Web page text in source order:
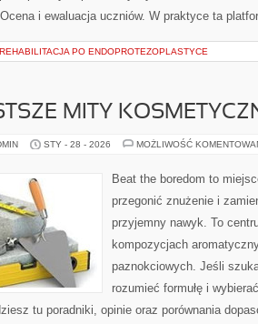
i ewaluacja uczniów. W praktyce ta
REHABILITACJA PO ENDOPROTEZOPLASTYCE
MITY
STY - 28 - 2026 MOŻLIWOŚĆ
Beat the boredom to
przegonić znużenie i
przyjemny nawyk. To
kompozycjach
paznokciowych. Jeśli
rozumieć formułę i
tu poradniki, opinie oraz porównania